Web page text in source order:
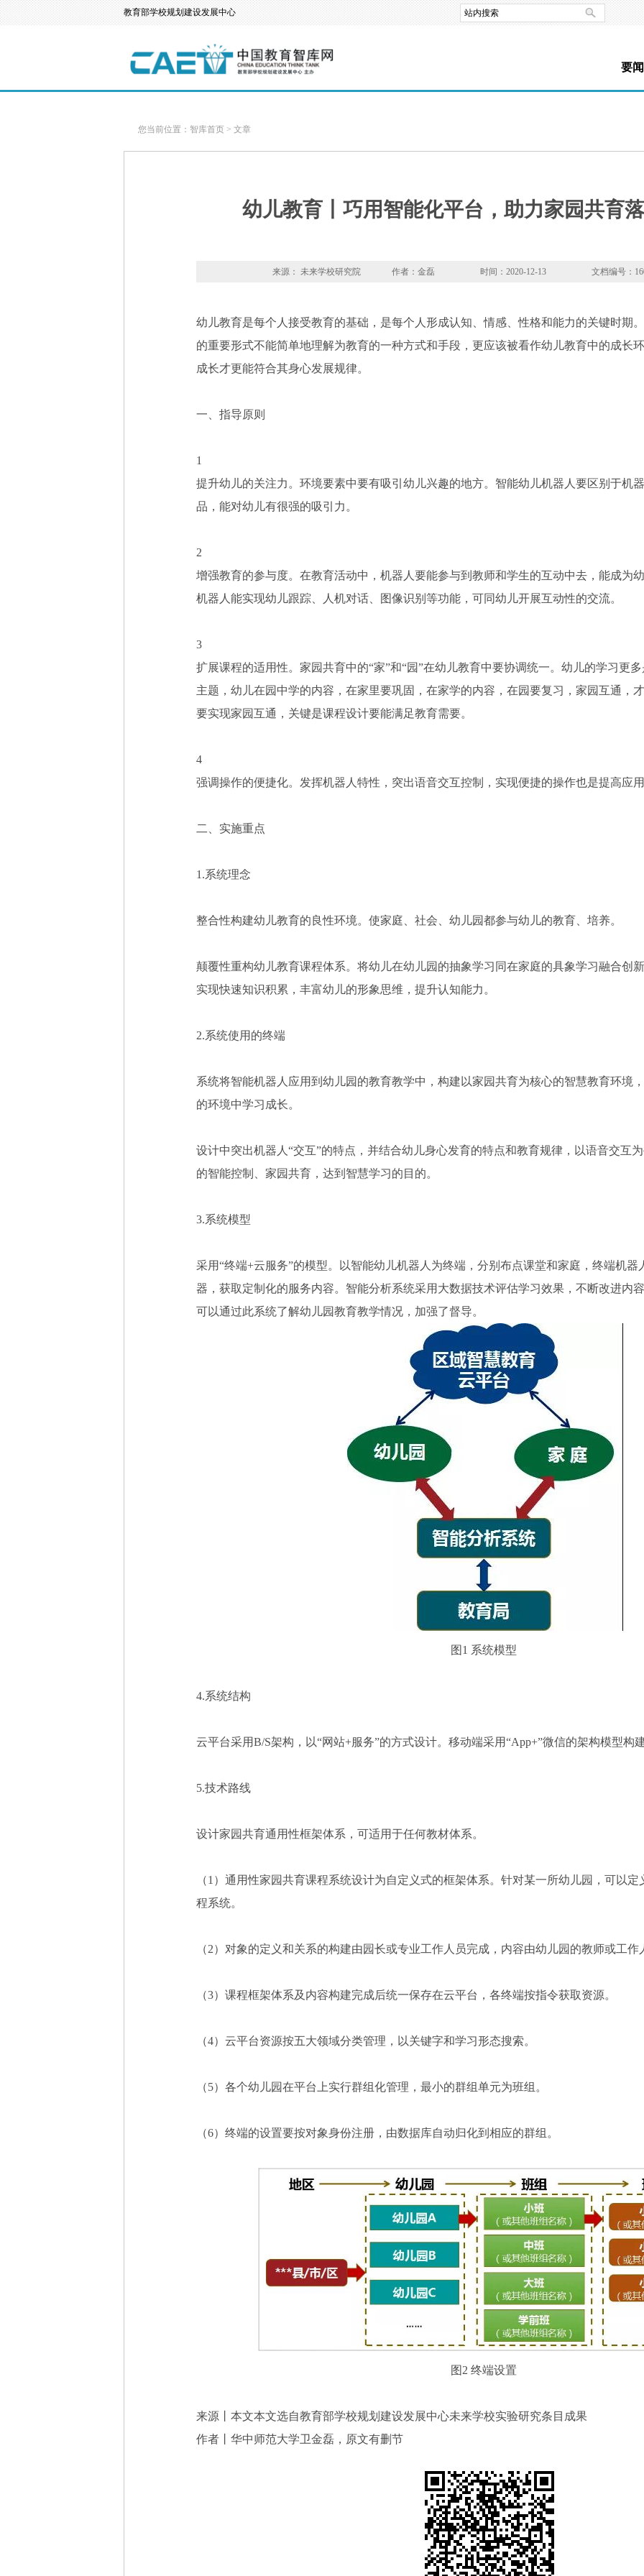
教育部学校规划建设发展中心
要闻
您当前位置： 智库首页 > 文章
幼儿教育丨巧用智能化平台，助力家园共育落
来源： 未来学校研究院 作者：金磊 时间：2020-12-13 文档编号：
幼儿教育是每个人接受教育的基础，是每个人形成认知、情感、性格和能力的关键时期
的重要形式不能简单地理解为教育的一种方式和手段，更应该被看作幼儿教育中的成长
成长才更能符合其身心发展规律。
一、指导原则
1
提升幼儿的关注力。环境要素中要有吸引幼儿兴趣的地方。智能幼儿机器人要区别于机
品，能对幼儿有很强的吸引力。
2
增强教育的参与度。在教育活动中，机器人要能参与到教师和学生的互动中去，能成为
机器人能实现幼儿跟踪、人机对话、图像识别等功能，可同幼儿开展互动性的交流。
3
扩展课程的适用性。家园共育中的“家”和“园”在幼儿教育中要协调统一。幼儿的学习更
主题，幼儿在园中学的内容，在家里要巩固，在家学的内容，在园要复习，家园互通，
要实现家园互通，关键是课程设计要能满足教育需要。
4
强调操作的便捷化。发挥机器人特性，突出语音交互控制，实现便捷的操作也是提高应用
二、实施重点
1.系统理念
整合性构建幼儿教育的良性环境。使家庭、社会、幼儿园都参与幼儿的教育、培养。
颠覆性重构幼儿教育课程体系。将幼儿在幼儿园的抽象学习同在家庭的具象学习融合创
实现快速知识积累，丰富幼儿的形象思维，提升认知能力。
2.系统使用的终端
系统将智能机器人应用到幼儿园的教育教学中，构建以家园共育为核心的智慧教育环境
的环境中学习成长。
设计中突出机器人 “交互”的特点，并结合幼儿身心发育的特点和教育规律，以语音交互
的智能控制、家园共育，达到智慧学习的目的。
3.系统模型
采用“终端+云服务”的模型。以智能幼儿机器人为终端，分别布点课堂和家庭，终端机器
器，获取定制化的服务内容。智能分析系统采用大数据技术评估学习效果，不断改进内
可以通过此系统了解幼儿园教育教学情况，加强了督导。
图 1 系统模型
4.系统结构
云平台采用B/S架构，以“网站+服务”的方式设计。移动端采用“App+”微信的架构模型构建
5.技术路线
设计家园共育通用性框架体系，可适用于任何教材体系。
（1 ）通用性家园共育课程系统设计为自定义式的框架体系。针对某一所幼儿园，可以
程系统。
（2）对象的定义和关系的构建由园长或专业工作人员完成，内容由幼儿园的教师或工作
（3）课程框架体系及内容构建完成后统一保存在云平台，各终端按指令获取资源。
（4）云平台资源按五大领域分类管理，以关键字和学习形态搜索。
（5）各个幼儿园在平台上实行群组化管理，最小的群组单元为班组。
（6）终端的设置要按对象身份注册，由数据库自动归化到相应的群组。
图 2 终端设置
来源丨本文本文选自教育部学校规划建设发展中心未来学校实验研究条目成果
作者丨华中师范大学卫金磊，原文有删节